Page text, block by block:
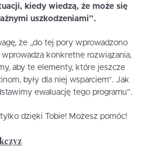
kiedy wiedzą, że może się
uszkodzeniami”.
że „do tej pory wprowadzono
konkretne rozwiązania,
aby te elementy, które jeszcze
były dla niej wsparciem”. Jak
ewaluację tego programu”.
dzięki Tobie! Możesz pomóc!